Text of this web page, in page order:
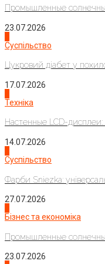
Промышленные
23.07.2026
Суспільство
Цукровий діабет у
17.07.2026
Техніка
Настенные LCD-дисплеи:
14.07.2026
Суспільство
Фарби Sniezka:
27.07.2026
Бізнес та економіка
Промышленные
23.07.2026